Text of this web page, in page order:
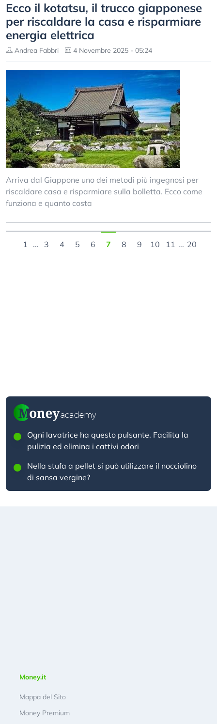
Ecco il kotatsu, il trucco giapponese
per riscaldare la casa e risparmiare
energia elettrica
Andrea Fabbri 4 Novembre 2025 - 05:24
Arriva dal Giappone uno dei metodi più ingegnosi per
riscaldare casa e risparmiare sulla bolletta. Ecco come
funziona e quanto costa
1 ... 3 4 5 6 7 8 9 10 11 ... 20
Ogni lavatrice ha questo pulsante. Facilita la
pulizia ed elimina i cattivi odori
Nella stufa a pellet si può utilizzare il nocciolino
di sansa vergine?
Money.it
Mappa del Sito
Money Premium